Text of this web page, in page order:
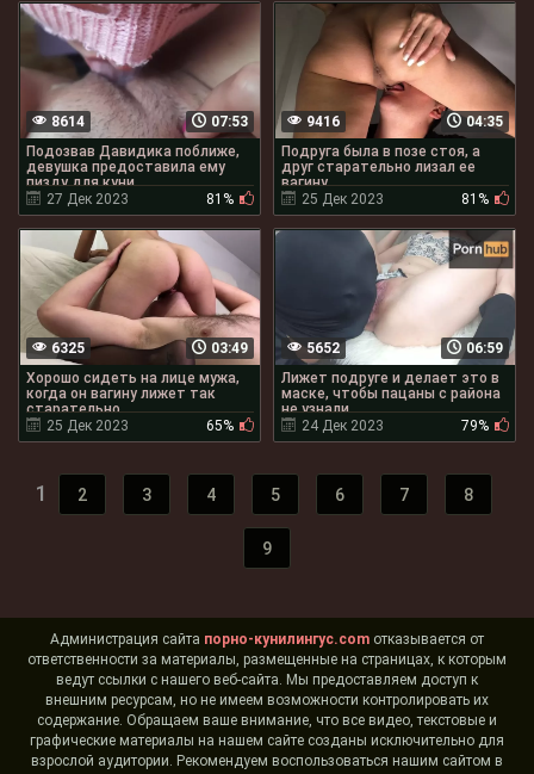
07:53
8614
Подозвав Давидика поближе,
девушка предоставила ему
пизду для куни
27 Дек 2023
81%
04:35
9416
Подруга была в позе стоя, а
друг старательно лизал ее
вагину
25 Дек 2023
81%
03:49
6325
Хорошо сидеть на лице мужа,
когда он вагину лижет так
старательно
25 Дек 2023
65%
06:59
5652
Лижет подруге и делает это в
маске, чтобы пацаны с района
не узнали
24 Дек 2023
79%
1 2 3 4 5 6 7 8
9
Администрация сайта порно-кунилингус.com отказывается от
ответственности за материалы, размещенные на страницах, к которым
ведут ссылки с нашего веб-сайта. Мы предоставляем доступ к
внешним ресурсам, но не имеем возможности контролировать их
содержание. Обращаем ваше внимание, что все видео, текстовые и
графические материалы на нашем сайте созданы исключительно для
взрослой аудитории. Рекомендуем воспользоваться нашим сайтом в